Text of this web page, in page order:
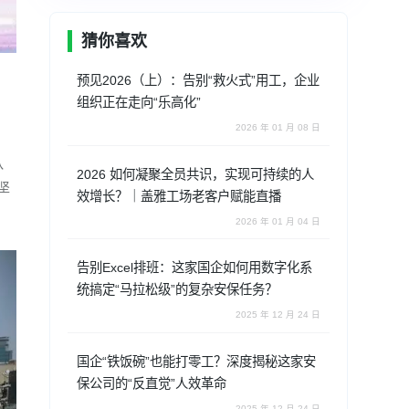
猜你喜欢
预见2026（上）：告别“救火式”用工，企业
组织正在走向“乐高化”
2026 年 01 月 08 日
2026 如何凝聚全员共识，实现可持续的人
效增长？｜盖雅工场老客户赋能直播
2026 年 01 月 04 日
告别Excel排班：这家国企如何用数字化系
统搞定“马拉松级”的复杂安保任务？
2025 年 12 月 24 日
国企“铁饭碗”也能打零工？深度揭秘这家安
保公司的“反直觉”人效革命